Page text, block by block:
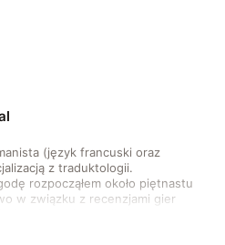
(język francuski oraz
z traduktologii.
rozpocząłem około piętnastu
w związku z recenzjami gier
Obecnie publikuję
na tematy związane z nauką